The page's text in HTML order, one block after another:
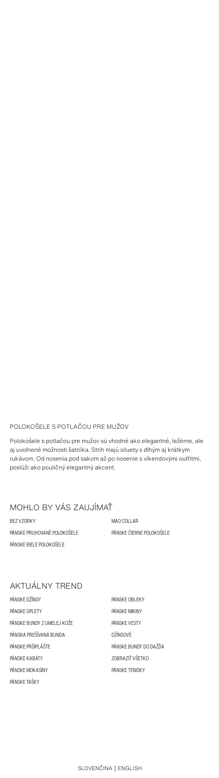
POLOKOŠELE S POTLAČOU PRE MUŽOV
Polokošele s potlačou pre mužov sú vhodné ako elegantné, ležérne, ale
aj uvoľnené možnosti šatníka. Strih majú siluety s dlhým aj krátkym
rukávom. Od nosenia pod sakom až po nosenie s víkendovými outfitmi,
poslúži ako pouličný elegantný akcent.
MOHLO BY VÁS ZAUJÍMAŤ
BEZ VZORKY
MAO COLLAR
PÁNSKE PRUHOVANÉ POLOKOŠELE
PÁNSKE ČIERNE POLOKOŠELE
PÁNSKE BIELE POLOKOŠELE
AKTUÁLNY TREND
PÁNSKE DŽÍNSY
PÁNSKE OBLEKY
PÁNSKE ÚPLETY
PÁNSKE MIKINY
PÁNSKE BUNDY Z UMELEJ KOŽE
PÁNSKE VESTY
PÁNSKA PREŠÍVANÁ BUNDA
DŽÍNSOVÉ
PÁNSKE PRŠIPLÁŠTE
PÁNSKE BUNDY DO DAŽĎA
PÁNSKE KABÁTY
ZOBRAZIŤ VŠETKO
PÁNSKE MOKASÍNY
PÁNSKE TENISKY
PÁNSKE TAŠKY
SLOVENČINA ENGLISH